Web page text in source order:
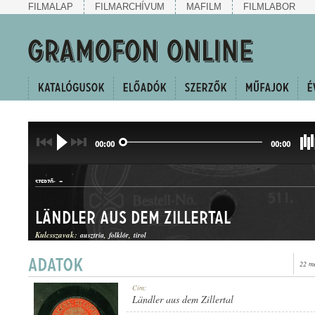
FILMALAP FILMARCHÍVUM MAFILM FILMLABOR
00:00 00:00
SZERZŐ: -
LÄNDLER
Ländler aus dem Zillertal
Kulcsszavak: ausztria folklór tirol
22
Cím:
Ländler aus dem Zillertal